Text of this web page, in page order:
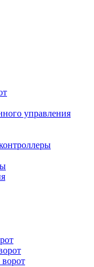
управления